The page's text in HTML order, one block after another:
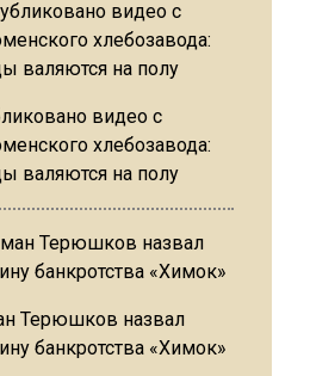
видео с
хлебозавода:
валяются на полу
Терюшков назвал
банкротства «Химок»